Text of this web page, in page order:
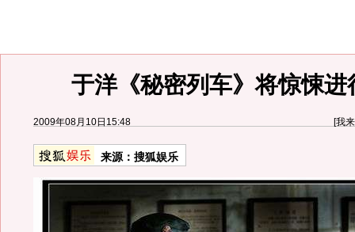
于洋《秘密列车》将惊悚进
2009年08月10日15:48 [我
来源： 搜狐娱乐